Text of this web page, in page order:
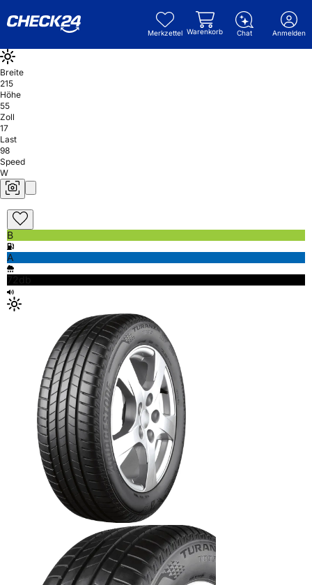
Merkzettel Warenkorb Chat Anmelden
Breite
215
Höhe
55
Zoll
17
Last
98
Speed
W
B
A
72db